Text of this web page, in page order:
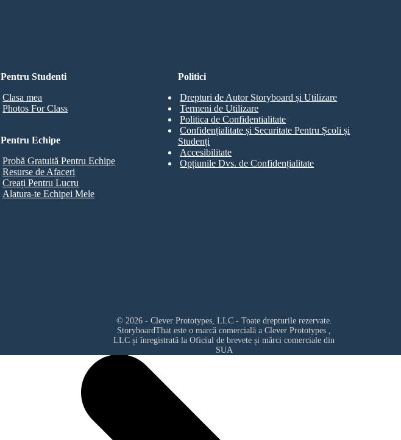
Pentru Studenti
Clasa mea
Photos For Class
Pentru Echipe
Probă Gratuită Pentru Echipe
Resurse de Afaceri
Creați Pentru Lucru
Alatura-te Echipei Mele
Politici
Drepturi de Autor Storyboard și Utilizare
Termeni de Utilizare
Politica de Confidentialitate
Confidențialitate și Securitate Pentru Școli și
Studenți
Accesibilitate
Opțiunile Dvs. de Confidențialitate
© 2026 - Clever Prototypes, LLC - Toate drepturile rezervate.
StoryboardThat este o marcă comercială a Clever Prototypes ,
LLC și înregistrată la Oficiul de brevete și mărci comerciale din
SUA